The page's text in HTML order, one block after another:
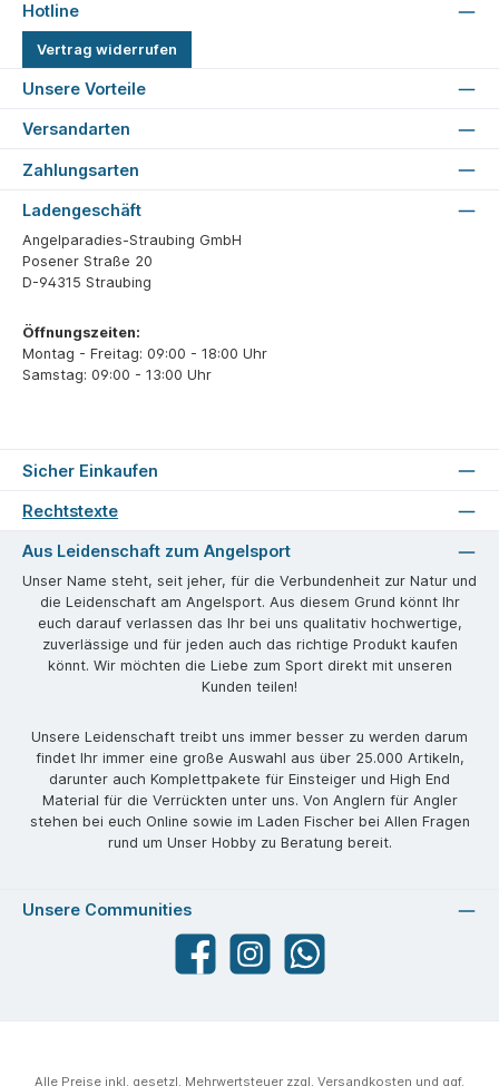
Hotline
Vertrag widerrufen
Unsere Vorteile
Versandarten
Zahlungsarten
Ladengeschäft
Angelparadies-Straubing GmbH
Posener Straße 20
D-94315 Straubing
Öffnungszeiten:
Montag - Freitag: 09:00 - 18:00 Uhr
Samstag: 09:00 - 13:00 Uhr
Sicher Einkaufen
Rechtstexte
Aus Leidenschaft zum Angelsport
Unser Name steht, seit jeher, für die Verbundenheit zur Natur und
die Leidenschaft am Angelsport. Aus diesem Grund könnt Ihr
euch darauf verlassen das Ihr bei uns qualitativ hochwertige,
zuverlässige und für jeden auch das richtige Produkt kaufen
könnt. Wir möchten die Liebe zum Sport direkt mit unseren
Kunden teilen!
Unsere Leidenschaft treibt uns immer besser zu werden darum
findet Ihr immer eine große Auswahl aus über 25.000 Artikeln,
darunter auch Komplettpakete für Einsteiger und High End
Material für die Verrückten unter uns. Von Anglern für Angler
stehen bei euch Online sowie im Laden Fischer bei Allen Fragen
rund um Unser Hobby zu Beratung bereit.
Unsere Communities
Facebook angelparadiesstraubing
WhatsApp
Alle Preise inkl. gesetzl. Mehrwertsteuer zzgl. Versandkosten und ggf.